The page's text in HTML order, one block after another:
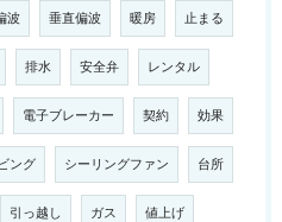
波 垂直偏波 暖房 止まる
排水 安全弁 レンタル
電子ブレーカー 契約 効果
ング シーリングファン 台所
引っ越し ガス 値上げ